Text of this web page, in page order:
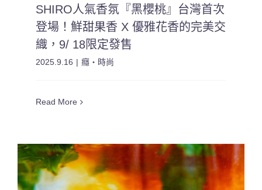
SHIRO人氣香氛『黑櫻桃』台灣首次
登場！鮮甜果香 X 優雅花香的完美交
織，9/ 18限定發售
2025.9.16 | 癮・時尚
Read More